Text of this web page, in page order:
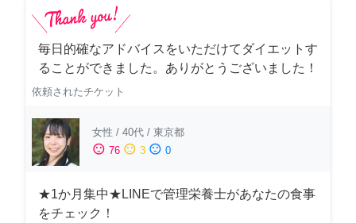
毎日的確なアドバイスをいただけてダイエットす
ることができました。ありがとうございました！
依頼されたチケット
女性 / 40代 / 東京都
sentiment_satisfied 76 sentiment_neutral 3 sentiment_dissatisfied 0
★1か月集中★LINEで管理栄養士があなたの食事
をチェック！